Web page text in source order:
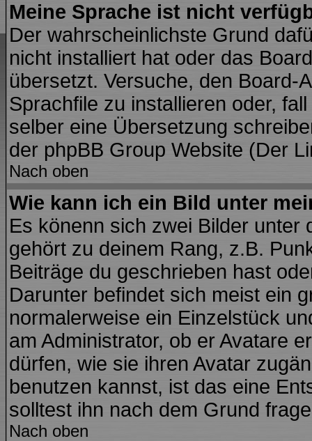
Meine Sprache ist nicht
Der wahrscheinlichste Grund
nicht installiert hat oder das
übersetzt. Versuche, den Board-
Sprachfile zu installieren oder,
selber eine Übersetzung
der phpBB Group Website (Der
Nach oben
Wie kann ich ein Bild unter
Es könenn sich zwei Bilder unter
gehört zu deinem Rang, z.B.
Beiträge du geschrieben hast
Darunter befindet sich meist ein
normalerweise ein Einzelstück
am Administrator, ob er Avatare
dürfen, wie sie ihren Avatar
benutzen kannst, ist das eine
solltest ihn nach dem Grund
Nach oben